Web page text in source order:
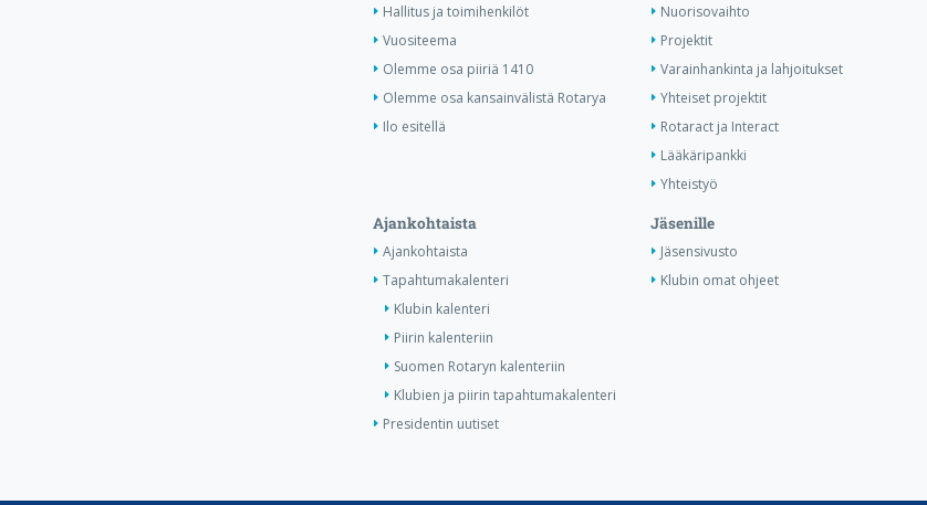
Hallitus ja toimihenkilöt
Vuositeema
Olemme osa piiriä 1410
Olemme osa kansainvälistä Rotarya
Ilo esitellä
Nuorisovaihto
Projektit
Varainhankinta ja lahjoitukset
Yhteiset projektit
Rotaract ja Interact
Lääkäripankki
Yhteistyö
Ajankohtaista
Ajankohtaista
Tapahtumakalenteri
Klubin kalenteri
Piirin kalenteriin
Suomen Rotaryn kalenteriin
Klubien ja piirin tapahtumakalenteri
Presidentin uutiset
Jäsenille
Jäsensivusto
Klubin omat ohjeet